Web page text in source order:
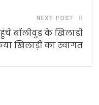
NEXT POST
बॉलीवुड के खिलाड़ी
खिलाड़ी का स्वागत